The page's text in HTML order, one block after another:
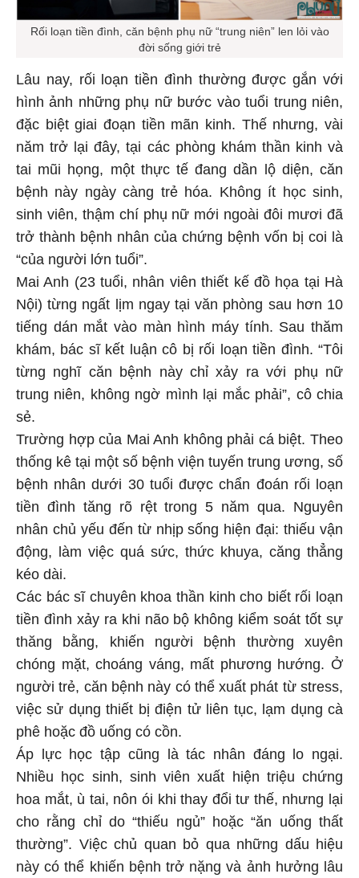
Rối loạn tiền đình, căn bệnh phụ nữ “trung niên” len lỏi vào
đời sống giới trẻ
Lâu nay, rối loạn tiền đình thường được gắn với
hình ảnh những phụ nữ bước vào tuổi trung niên,
đặc biệt giai đoạn tiền mãn kinh. Thế nhưng, vài
năm trở lại đây, tại các phòng khám thần kinh và
tai mũi họng, một thực tế đang dần lộ diện, căn
bệnh này ngày càng trẻ hóa. Không ít học sinh,
sinh viên, thậm chí phụ nữ mới ngoài đôi mươi đã
trở thành bệnh nhân của chứng bệnh vốn bị coi là
“của người lớn tuổi”.
Mai Anh (23 tuổi, nhân viên thiết kế đồ họa tại Hà
Nội) từng ngất lịm ngay tại văn phòng sau hơn 10
tiếng dán mắt vào màn hình máy tính. Sau thăm
khám, bác sĩ kết luận cô bị rối loạn tiền đình. “Tôi
từng nghĩ căn bệnh này chỉ xảy ra với phụ nữ
trung niên, không ngờ mình lại mắc phải”, cô chia
sẻ.
Trường hợp của Mai Anh không phải cá biệt. Theo
thống kê tại một số bệnh viện tuyến trung ương, số
bệnh nhân dưới 30 tuổi được chẩn đoán rối loạn
tiền đình tăng rõ rệt trong 5 năm qua. Nguyên
nhân chủ yếu đến từ nhịp sống hiện đại: thiếu vận
động, làm việc quá sức, thức khuya, căng thẳng
kéo dài.
Các bác sĩ chuyên khoa thần kinh cho biết rối loạn
tiền đình xảy ra khi não bộ không kiểm soát tốt sự
thăng bằng, khiến người bệnh thường xuyên
chóng mặt, choáng váng, mất phương hướng. Ở
người trẻ, căn bệnh này có thể xuất phát từ stress,
việc sử dụng thiết bị điện tử liên tục, lạm dụng cà
phê hoặc đồ uống có cồn.
Áp lực học tập cũng là tác nhân đáng lo ngại.
Nhiều học sinh, sinh viên xuất hiện triệu chứng
hoa mắt, ù tai, nôn ói khi thay đổi tư thế, nhưng lại
cho rằng chỉ do “thiếu ngủ” hoặc “ăn uống thất
thường”. Việc chủ quan bỏ qua những dấu hiệu
này có thể khiến bệnh trở nặng và ảnh hưởng lâu